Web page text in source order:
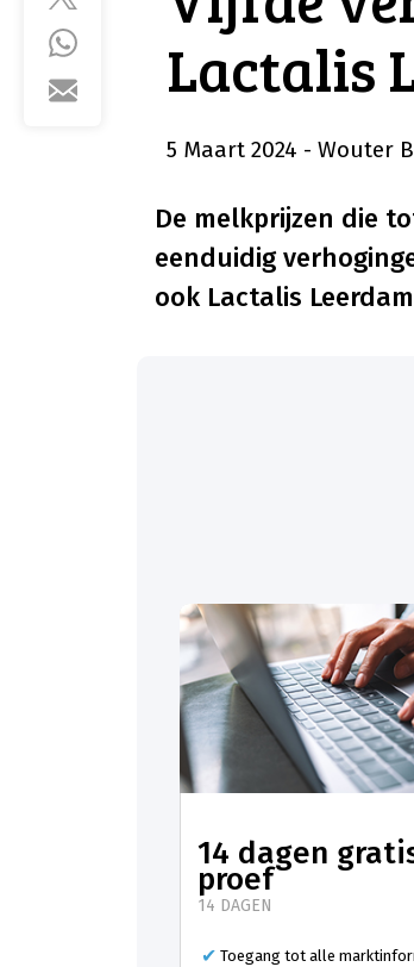
Lactalis
5 Maart 2024 - Wouter
De melkprijzen die
eenduidig
ook Lactalis
14 dagen
proef
14 DAGEN
Toegang tot alle